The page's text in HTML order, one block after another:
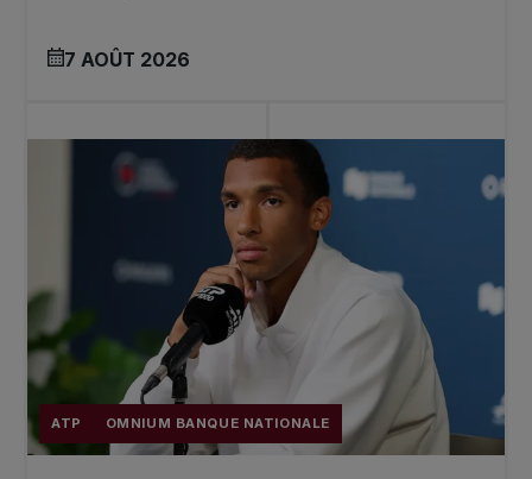
7 AOÛT 2026
ATP OMNIUM BANQUE NATIONALE